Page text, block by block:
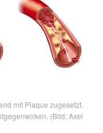
mit Plaque zugesetzt.
(Bild: Axel